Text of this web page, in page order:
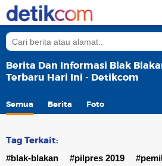
Berita Dan Informasi Blak
Terbaru Hari Ini - Detikcom
Semua Berita Foto
Tag Terkait:
#blak-blakan #pilpres 2019